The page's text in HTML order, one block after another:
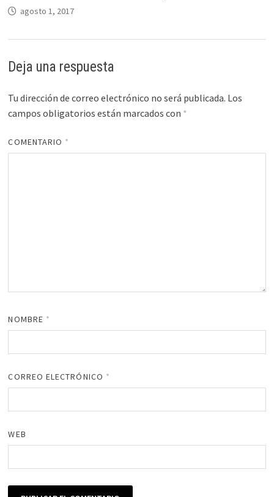
agosto 1, 2017
Deja una respuesta
Tu dirección de correo electrónico no será publicada. Los
campos obligatorios están marcados con *
COMENTARIO *
NOMBRE *
CORREO ELECTRÓNICO *
WEB